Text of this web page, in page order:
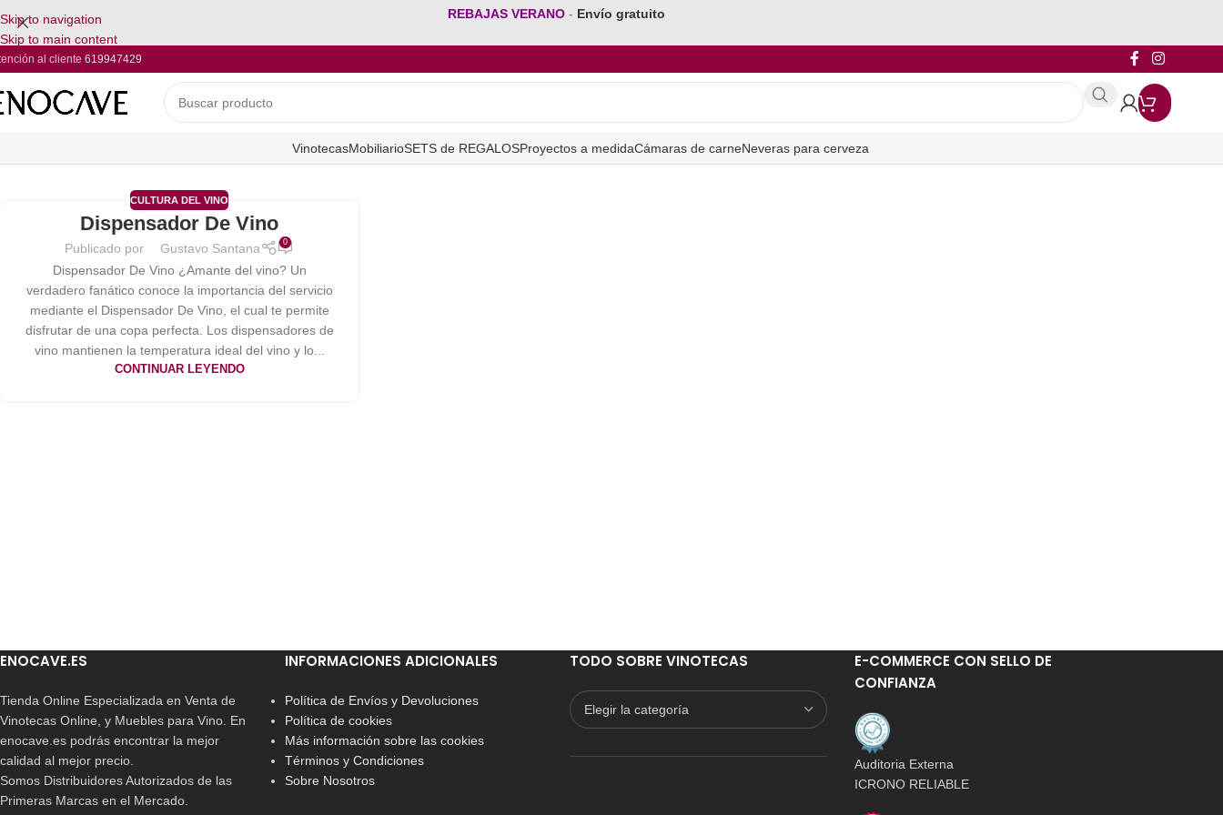
Skip to navigation
Skip to main content
REBAJAS VERANO - Envío gratuito
al cliente 619947429
VinotecasMobiliarioSETS de REGALOSProyectos a medidaCámaras de carneNeveras para cerveza
CULTURA DEL VINO
Dispensador De Vino
Publicado por Gustavo Santana 0
Dispensador De Vino ¿Amante del vino? Un
verdadero fanático conoce la importancia del servicio
mediante el Dispensador De Vino, el cual te permite
disfrutar de una copa perfecta. Los dispensadores de
vino mantienen la temperatura ideal del vino y lo...
CONTINUAR LEYENDO
ENOCAVE.ES
Tienda Online Especializada en Venta de
Vinotecas Online, y Muebles para Vino. En
enocave.es podrás encontrar la mejor
calidad al mejor precio.
Somos Distribuidores Autorizados de las
Primeras Marcas en el Mercado.
INFORMACIONES ADICIONALES
Política de Envíos y Devoluciones
Política de cookies
Más información sobre las cookies
Términos y Condiciones
Sobre Nosotros
TODO SOBRE VINOTECAS
E-COMMERCE CON SELLO DE
CONFIANZA
Auditoria Externa
ICRONO RELIABLE